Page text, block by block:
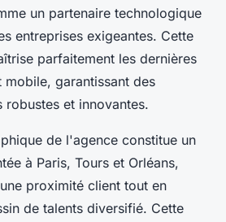
un partenaire technologique
entreprises exigeantes. Cette
parfaitement les dernières
garantissant des
robustes et innovantes.
de l'agence constitue un
à Paris, Tours et Orléans,
proximité client tout en
de talents diversifié. Cette